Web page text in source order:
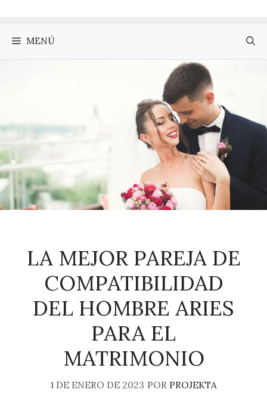
MENÚ
LA MEJOR PAREJA DE
COMPATIBILIDAD
DEL HOMBRE ARIES
PARA EL
MATRIMONIO
1 DE ENERO DE 2023 POR PROJEKTA